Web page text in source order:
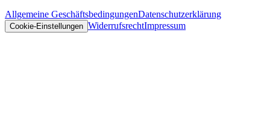
Allgemeine GeschäftsbedingungenDatenschutzerklärung
Cookie-Einstellungen WiderrufsrechtImpressum